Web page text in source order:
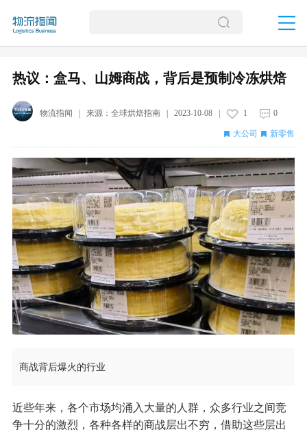
热议：盒马、山姆商战，背后是预制冷冻烘焙
物流指闻 | 来源： 全球烘焙指南| 2023-10-08| 1 0
大公司 新零售
商战背后爆火的行业
近些年来，各个市场均涌入大量的人群，众多行业之间竞
争十分的激烈，各种各样的商战层出不穷，借助这些层出